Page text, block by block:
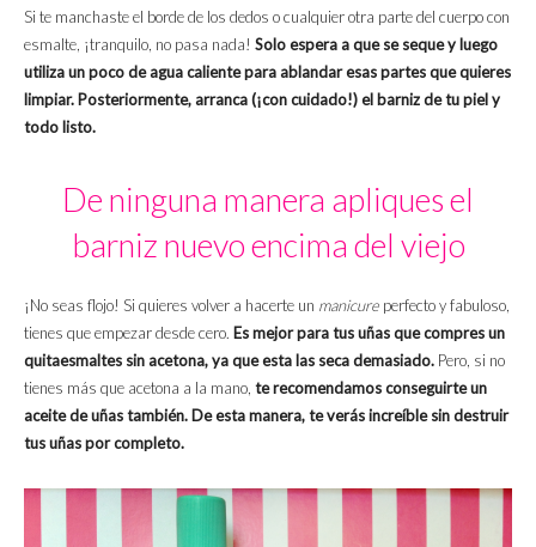
Si te manchaste el borde de los dedos o cualquier otra parte del cuerpo con
esmalte, ¡tranquilo, no pasa nada! Solo espera a que se seque y luego
utiliza un poco de agua caliente para ablandar esas partes que quieres
limpiar. Posteriormente, arranca (¡con cuidado!) el barniz de tu piely
todo listo.
De ninguna manera apliques el
barniz nuevo encima del viejo
¡No seas flojo! Si quieres volver a hacerte un manicure perfecto y fabuloso,
tienes que empezar desde cero. Es mejor para tus uñas que compres un
quitaesmaltes sin acetona, ya que esta las seca demasiado. Pero, si no
tienes más que acetona a la mano, te recomendamos conseguirte un
aceite de uñas también. De esta manera, te verás increíble sin destruir
tus uñas por completo.